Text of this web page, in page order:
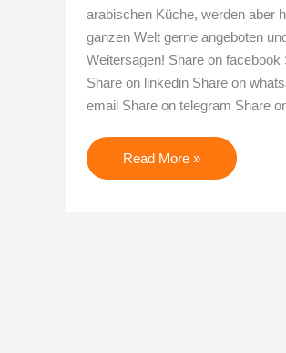
arabischen Küche, werden aber
ganzen Welt gerne angeboten
Weitersagen! Share on facebook
Share on linkedin Share on
email Share on telegram Share
Read More »